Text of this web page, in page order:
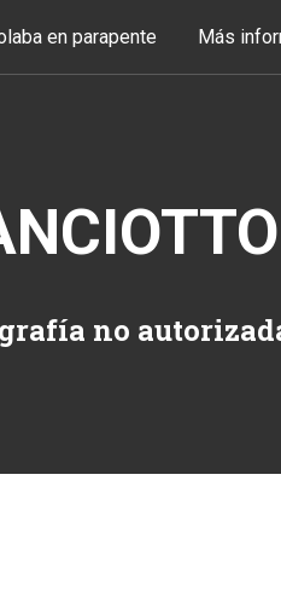
en parapente Más
no